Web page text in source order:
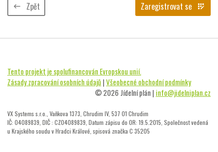
keyboard_backspace Zpět Zaregistrovat se app_registration
Tento projekt je spolufinancován Evropskou unií.
Zásady zpracování osobních údajů |Všeobecné obchodní podmínky
© 2026 Jídelní plán | info@jidelniplan.cz
VX Systems s.r.o., Vaňkova 1373, Chrudim IV, 537 01 Chrudim
IČ: 04089839, DIČ : CZ04089839, Datum zápisu do OR: 19.5.2015, Společnost vedená
u Krajského soudu v Hradci Králové, spisová značka C 35205